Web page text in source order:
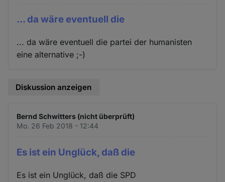
... da wäre eventuell die
... da wäre eventuell die partei der humanisten
eine alternative ;-)
Diskussion anzeigen
Bernd Schwitters (nicht überprüft)
Mo. 26 Feb 2018 - 12:44
Es ist ein Unglück, daß die
Es ist ein Unglück, daß die SPD